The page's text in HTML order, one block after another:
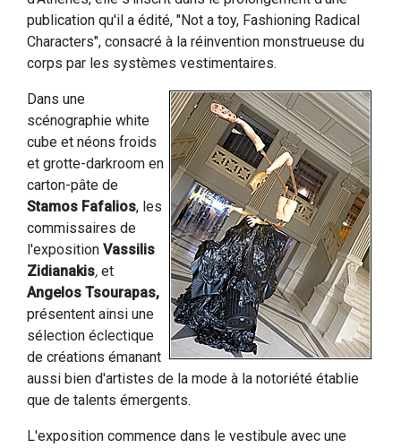
publication qu'il a édité, "Not a toy, Fashioning Radical
Characters", consacré à la réinvention monstrueuse du
corps par les systèmes vestimentaires.
Dans une
scénographie white
cube et néons froids
et grotte-darkroom en
carton-pâte de
Stamos Fafalios, les
commissaires de
l'exposition Vassilis
Zidianakis, et
Angelos Tsourapas,
présentent ainsi une
sélection éclectique
de créations émanant
aussi bien d'artistes de la mode à la notoriété établie
que de talents émergents.
L'exposition commence dans le vestibule avec une